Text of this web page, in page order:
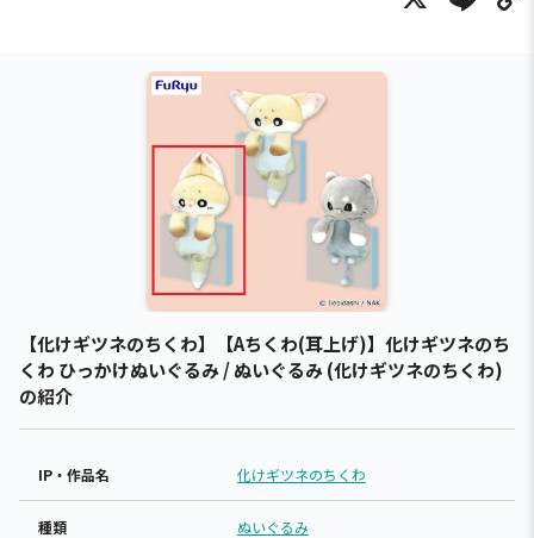
【化けギツネのちくわ】【Aちくわ(耳上げ)】化けギツネのち
くわ ひっかけぬいぐるみ / ぬいぐるみ (化けギツネのちくわ)
の紹介
IP・作品名 化けギツネのちくわ
種類 ぬいぐるみ